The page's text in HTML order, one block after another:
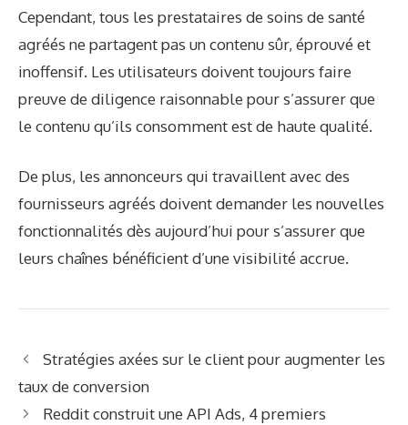
Cependant, tous les prestataires de soins de santé
agréés ne partagent pas un contenu sûr, éprouvé et
inoffensif. Les utilisateurs doivent toujours faire
preuve de diligence raisonnable pour s’assurer que
le contenu qu’ils consomment est de haute qualité.
De plus, les annonceurs qui travaillent avec des
fournisseurs agréés doivent demander les nouvelles
fonctionnalités dès aujourd’hui pour s’assurer que
leurs chaînes bénéficient d’une visibilité accrue.
Stratégies axées sur le client pour augmenter les
taux de conversion
Reddit construit une API Ads, 4 premiers